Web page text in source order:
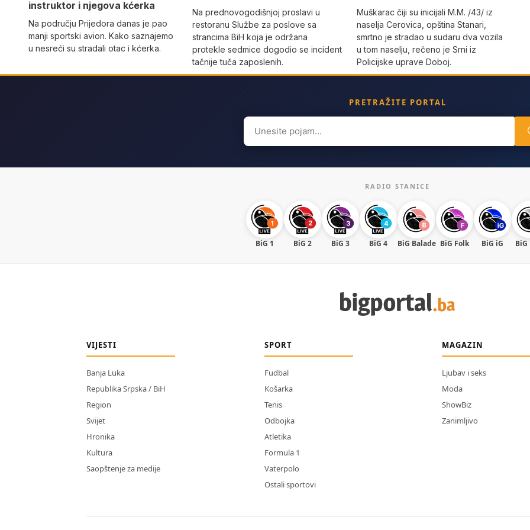
instruktor i njegova kćerka
Na području Prijedora danas je pao
manji sportski avion. Kako saznajemo
u nesreći su stradali otac i kćerka.
Na prednovogodišnjoj proslavi u
restoranu Službe za poslove sa
strancima BiH koja je održana
protekle sedmice dogodio se incident
tačnije tuča zaposlenih.
Muškarac čiji su inicijali M.M. /43/ iz
naselja Cerovica, opština Stanari,
smrtno je stradao u sudaru dva vozila
u tom naselju, rečeno je Srni iz
Policijske uprave Doboj.
PRETRAŽITE PORTAL
Search
for:
RADIO STANICE
BiG 1 BiG 2 BiG 3 BiG 4 BiG Balade BiG Folk BiG iG BiG
VIJESTI
Banja Luka
Republika Srpska / BiH
Region
Svijet
Hronika
Kultura
Saopštenje za medije
SPORT
Fudbal
Košarka
Tenis
Odbojka
Atletika
Formula 1
Vaterpolo
Ostali sportovi
MAGAZIN
Ljubav i seks
Moda
ShowBiz
Zanimljivo